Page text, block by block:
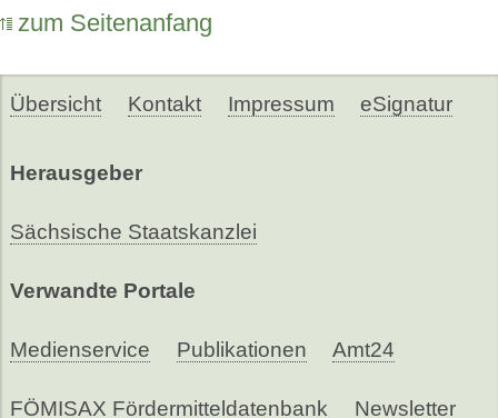
zum Seitenanfang
Übersicht Kontakt Impressum eSignatur
Herausgeber
Sächsische Staatskanzlei
Verwandte Portale
Medienservice Publikationen Amt24
FÖMISAX Fördermitteldatenbank Newsletter